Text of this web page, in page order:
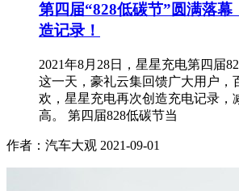
第四届“828低碳节”圆满落幕
造记录！
2021年8月28日，星星充电第四届
这一天，豪礼云集回馈广大用户，
欢，星星充电再次创造充电记录，
高。 第四届828低碳节当
作者：汽车大观 2021-09-01